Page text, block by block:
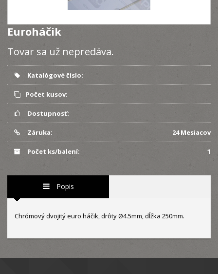
Euroháčik
Tovar sa už nepredáva.
Katalógové číslo:
Počet kusov:
Dostupnosť:
Záruka: 24 Mesiacov
Počet ks/balení: 1
Popis
Chrómový dvojitý euro háčik, drôty Ø4.5mm, dĺžka 250mm.